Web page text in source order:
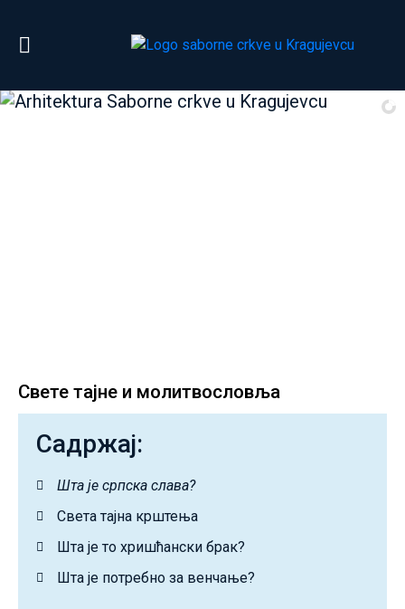
Свете тајне и молитвословља
Садржај:
Шта је српска слава?
Света тајна крштења
Шта је то хришћански брак?
Шта је потребно за венчање?